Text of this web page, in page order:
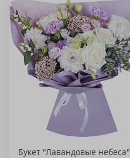
Букет "Лавандовые небеса"